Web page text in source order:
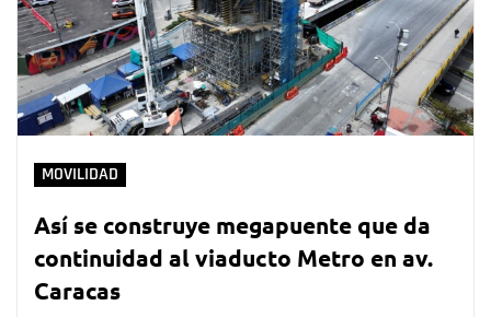
MOVILIDAD
Así se construye megapuente que da
continuidad al viaducto Metro en av.
Caracas